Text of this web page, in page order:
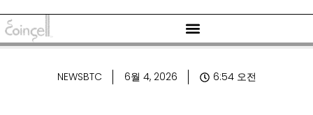
NEWSBTC 6월 4, 2026 6:54 오전